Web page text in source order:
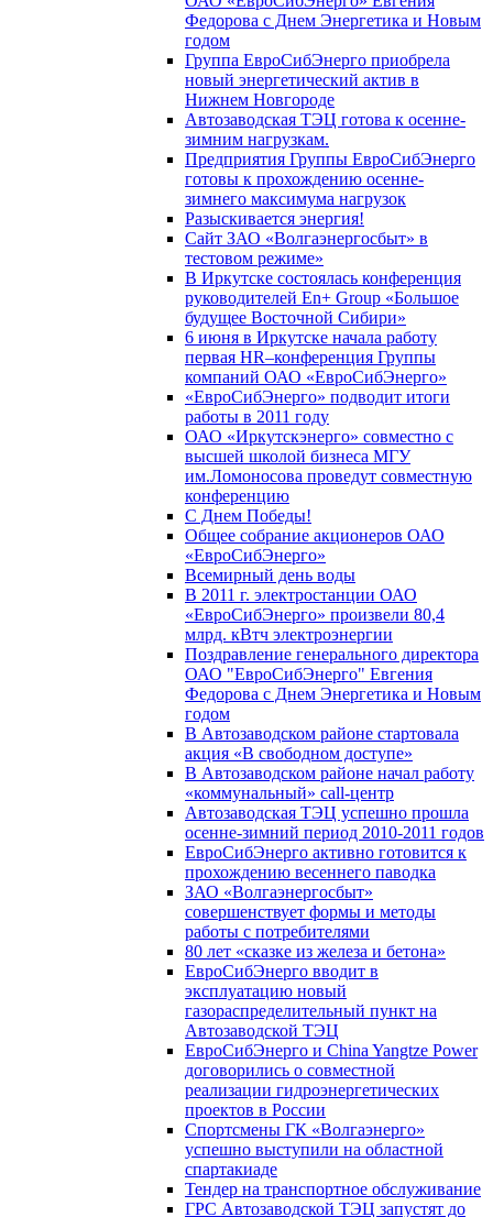
Федорова с Днем Энергетика и Новым
годом
Группа ЕвроСибЭнерго приобрела
новый энергетический актив в
Нижнем Новгороде
Автозаводская ТЭЦ готова к осенне-
зимним нагрузкам.
Предприятия Группы ЕвроСибЭнерго
готовы к прохождению осенне-
зимнего максимума нагрузок
Разыскивается энергия!
Сайт ЗАО «Волгаэнергосбыт» в
тестовом режиме»
В Иркутске состоялась конференция
руководителей En+ Group «Большое
будущее Восточной Сибири»
6 июня в Иркутске начала работу
первая HR–конференция Группы
компаний ОАО «ЕвроСибЭнерго»
«ЕвроСибЭнерго» подводит итоги
работы в 2011 году
ОАО «Иркутскэнерго» совместно с
высшей школой бизнеса МГУ
им.Ломоносова проведут совместную
конференцию
С Днем Победы!
Общее собрание акционеров ОАО
«ЕвроСибЭнерго»
Всемирный день воды
В 2011 г. электростанции ОАО
«ЕвроСибЭнерго» произвели 80,4
млрд. кВтч электроэнергии
Поздравление генерального директора
ОАО "ЕвроСибЭнерго" Евгения
Федорова с Днем Энергетика и Новым
годом
В Автозаводском районе стартовала
акция «В свободном доступе»
В Автозаводском районе начал работу
«коммунальный» call-центр
Автозаводская ТЭЦ успешно прошла
осенне-зимний период 2010-2011 годов
ЕвроСибЭнерго активно готовится к
прохождению весеннего паводка
ЗАО «Волгаэнергосбыт»
совершенствует формы и методы
работы с потребителями
80 лет «сказке из железа и бетона»
ЕвроСибЭнерго вводит в
эксплуатацию новый
газораспределительный пункт на
Автозаводской ТЭЦ
ЕвроСибЭнерго и China Yangtze Power
договорились о совместной
реализации гидроэнергетических
проектов в России
Спортсмены ГК «Волгаэнерго»
успешно выступили на областной
спартакиаде
Тендер на транспортное обслуживание
ГРС Автозаводской ТЭЦ запустят до